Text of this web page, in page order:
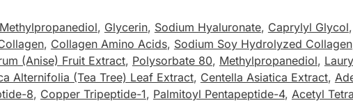
Methylpropanediol, Glycerin, Sodium Hyaluronate, Caprylyl Glycol,
, Collagen Amino Acids, Sodium Soy Hydrolyzed Collagen
(Anise) Fruit Extract, Polysorbate 80, Methylpropanediol,
Alternifolia (Tea Tree) Leaf Extract, Centella Asiatica Extract,
8, Copper Tripeptide-1, Palmitoyl Pentapeptide-4, Acetyl